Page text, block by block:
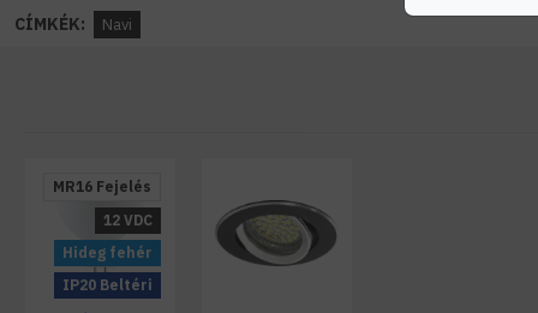
CÍMKÉK: Navi
Hideg fehér
MR16 Fejelés
IP20 Beltéri
12 VDC